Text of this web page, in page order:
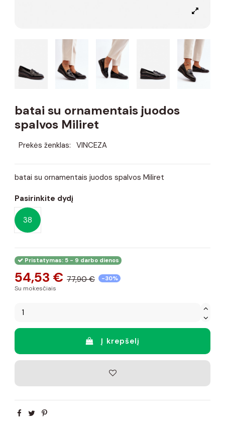
batai su ornamentais juodos
spalvos Miliret
Prekės ženklas: VINCEZA
batai su ornamentais juodos spalvos Miliret
Pasirinkite dydį
38
Pristatymas: 5 - 9 darbo dienos
54,53 € 77,90 € -30%
Su mokesčiais
Į krepšelį